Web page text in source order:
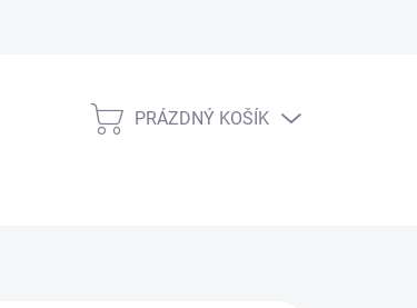
NÁKUPNÍ
PRÁZDNÝ KOŠÍK